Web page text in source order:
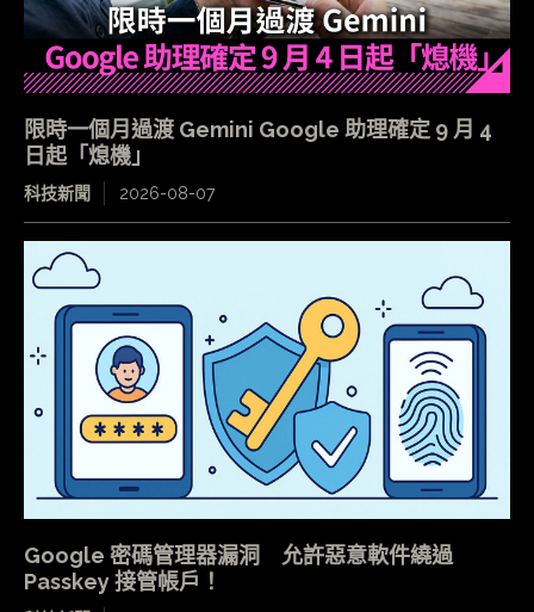
限時一個月過渡 Gemini Google 助理確定 9 月 4
日起「熄機」
科技新聞 2026-08-07
Google 密碼管理器漏洞 允許惡意軟件繞過
Passkey 接管帳戶！